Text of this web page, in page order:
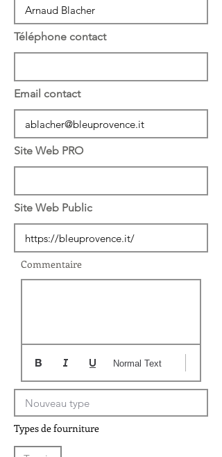
Téléphone contact
Email contact
Site Web PRO
Site Web Public
Commentaire
Normal Text
Types de fourniture